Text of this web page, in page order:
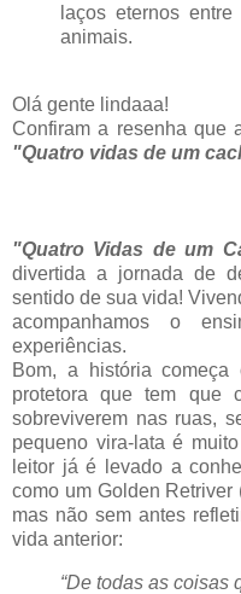
laços eternos
animais.
Olá gente lindaaa!
Confiram a resenha que
"Quatro vidas de um
"Quatro Vidas de um
divertida a jornada de
sentido de sua vida!
acompanhamos o
experiências.
Bom, a história
protetora que tem que
sobreviverem nas ruas,
pequeno vira-lata é
leitor já é levado a
como um Golden
mas não sem antes
vida anterior:
“De todas as coisas